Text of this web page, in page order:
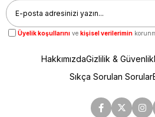
Üyelik koşullarını ve kişisel verilerimin
HakkımızdaGizlilik & Güvenlik
Sıkça Sorulan Sorular